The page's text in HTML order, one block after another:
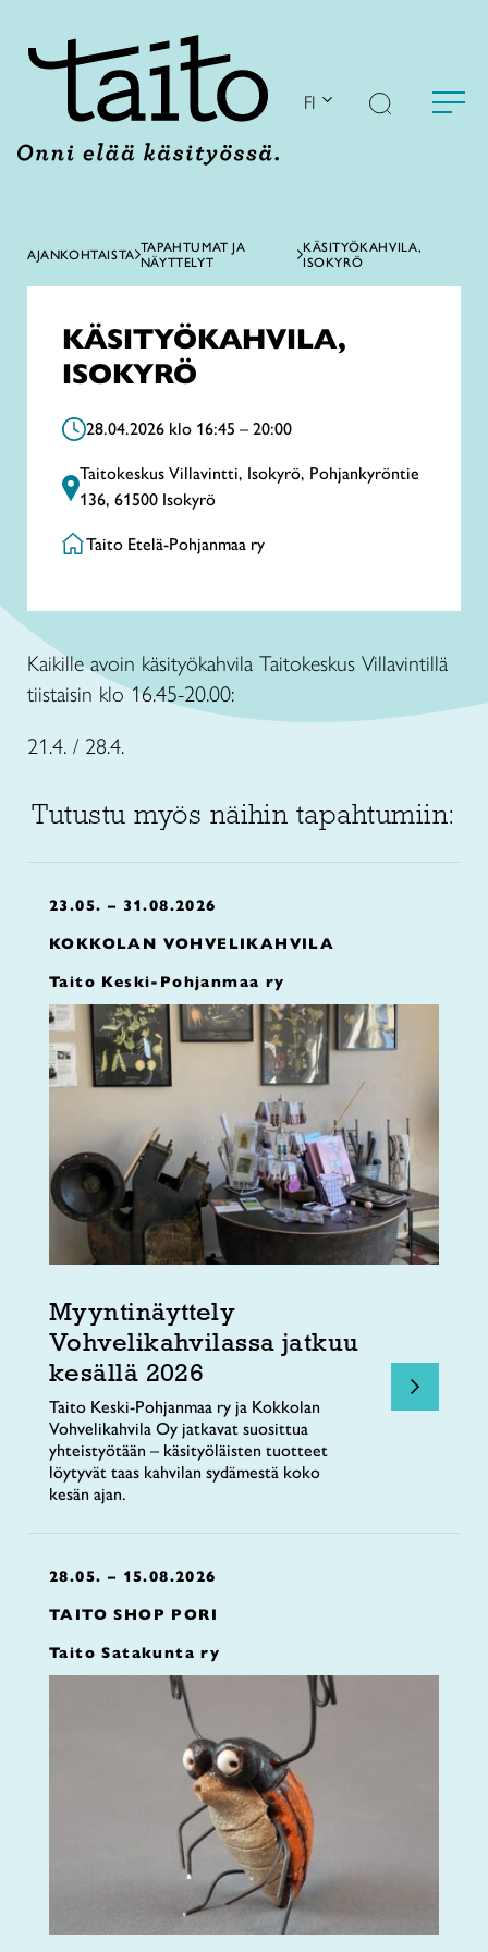
FI
AJANKOHTAISTA TAPAHTUMAT JA
NÄYTTELYT
KÄSITYÖKAHVILA,
ISOKYRÖ
KÄSITYÖKAHVILA,
ISOKYRÖ
28.04.2026 klo 16:45 – 20:00
Taitokeskus Villavintti, Isokyrö, Pohjankyröntie
136, 61500 Isokyrö
Taito Etelä-Pohjanmaa ry
Kaikille avoin käsityökahvila Taitokeskus Villavintillä
tiistaisin klo 16.45-20.00:
21.4. / 28.4.
Tutustu myös näihin tapahtumiin:
23.05. – 31.08.2026
KOKKOLAN VOHVELIKAHVILA
Taito Keski-Pohjanmaa ry
Myyntinäyttely
Vohvelikahvilassa jatkuu
kesällä 2026
Taito Keski-Pohjanmaa ry ja Kokkolan
Vohvelikahvila Oy jatkavat suosittua
yhteistyötään – käsityöläisten tuotteet
löytyvät taas kahvilan sydämestä koko
kesän ajan.
28.05. – 15.08.2026
TAITO SHOP PORI
Taito Satakunta ry